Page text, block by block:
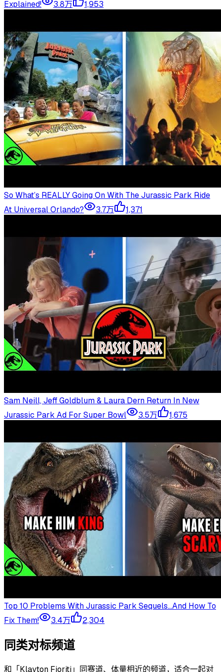
Explained!
3.8万 1,953
So What’s REALLY Going On With The Jurassic Park Ride
At Universal Orlando?
3.7万 1,371
Sam Neill, Jeff Goldblum & Laura Dern Return In New
Jurassic Park Ad For Super Bowl
3.5万 1,675
Top 10 Problems With Jurassic Park Sequels…And How To
Fix Them!
3.4万 2,304
同类对标频道
和「Klayton Fioriti」同赛道、体量相近的频道，适合一起对